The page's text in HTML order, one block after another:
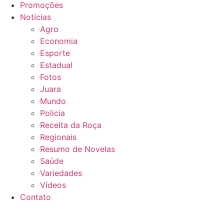
Promoções
Notícias
Agro
Economia
Esporte
Estadual
Fotos
Juara
Mundo
Policia
Receita da Roça
Regionais
Resumo de Novelas
Saúde
Variedades
Vídeos
Contato